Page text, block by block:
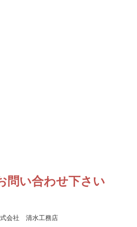
問い合わせ下さい
会社 清水工務店